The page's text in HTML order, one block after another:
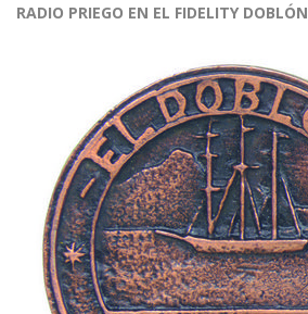
RADIO PRIEGO EN EL FIDELITY DOBLÓN